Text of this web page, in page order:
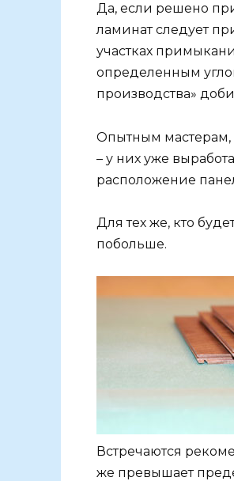
Да, если решено
ламинат следует
участках
определенным
производства»
Опытным мастерам,
– у них уже
расположение
Для тех же, кто
побольше.
Встречаются
же превышает